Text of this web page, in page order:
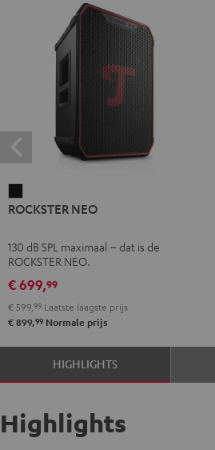
NEO
ROCKSTER NEO
130 dB SPL maximaal – dat is de
ROCKSTER NEO.
€ 699,99
€ 599, 99 Laatste laagste prijs
€ 899,99 Normale prijs
HIGHLIGHTS
Highlights